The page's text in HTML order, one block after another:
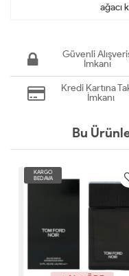
ağacı
Güvenli
İmkanı
Kredi Kartına
İmkanı
Bu
KARGO
BEDAVA